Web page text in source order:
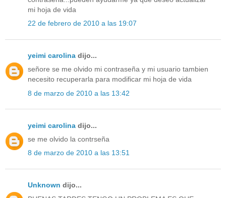
mi hoja de vida
22 de febrero de 2010 a las 19:07
yeimi carolina dijo...
señore se me olvido mi contraseña y mi usuario tambien
necesito recuperarla para modificar mi hoja de vida
8 de marzo de 2010 a las 13:42
yeimi carolina dijo...
se me olvido la contrseña
8 de marzo de 2010 a las 13:51
Unknown dijo...